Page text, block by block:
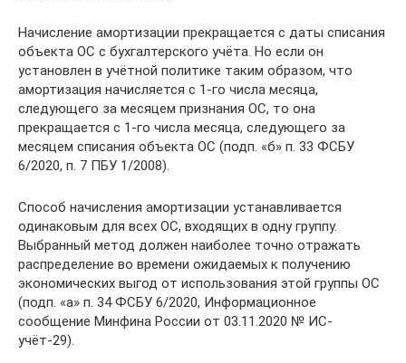
Начисление амортизации прекращается с даты списания
объекта ОС с бухгалтерского учёта. Но если он
установлен в учётной политике таким образом, что
амортизация начисляется с 1-го числа месяца,
следующего за месяцем признания ОС, то она
прекращается с 1-го числа месяца, следующего за
месяцем списания объекта ОС (подп. «б» п. 33 ФСБУ
6/2020, п. 7 ПБУ 1/2008).
Способ начисления амортизации устанавливается
одинаковым для всех ОС, входящих в одну группу.
Выбранный метод должен наиболее точно отражать
распределение во времени ожидаемых к получению
экономических выгод от использования этой группы ОС
(подп. «а» п. 34 ФСБУ 6/2020, Информационное
сообщение Минфина России от 03.11.2020 № ИС-
учёт-29).